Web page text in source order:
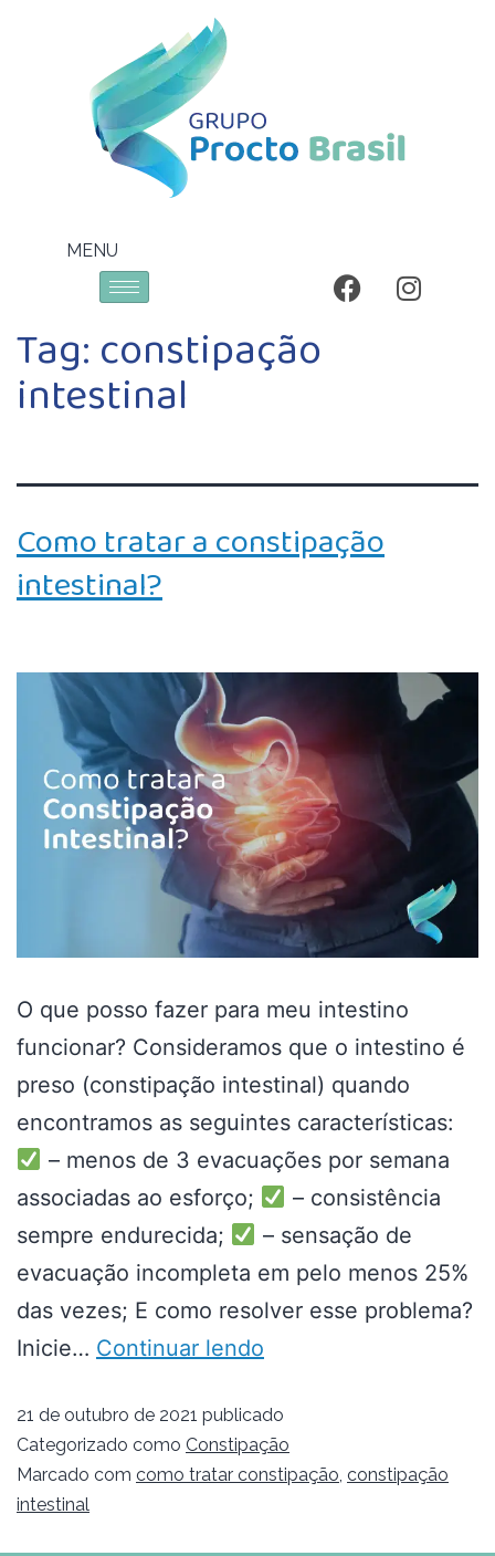
MENU
Tag: constipação
intestinal
Como tratar a constipação
intestinal?
O que posso fazer para meu intestino
funcionar? Consideramos que o intestino é
preso (constipação intestinal) quando
encontramos as seguintes características:
– menos de 3 evacuações por semana
associadas ao esforço;
– consistência
sempre endurecida;
– sensação de
evacuação incompleta em pelo menos 25%
das vezes; E como resolver esse problema?
Inicie… Continuar lendo
21 de outubro de 2021 publicado
Categorizado como Constipação
Marcado com como tratar constipação, constipação
intestinal